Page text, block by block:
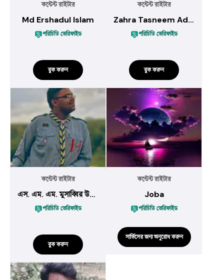
কন্টেন্ট রাইটার
Md Ershadul Islam
পরিচিতি ভেরিফাইড
বুক করুন
কন্টেন্ট রাইটার
Zahra Tasneem Adiba
পরিচিতি ভেরিফাইড
বুক করুন
কন্টেন্ট রাইটার
এস. এম. এম. মুসাব্বির উদ্দিন
পরিচিতি ভেরিফাইড
বুক করুন
কন্টেন্ট রাইটার
Joba
পরিচিতি ভেরিফাইড
সার্ভিসের জন্য অনুরোধ করুন